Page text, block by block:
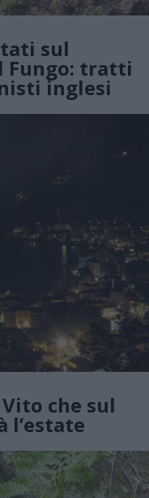
sul
Fungo: tratti
inglesi
che sul
l’estate